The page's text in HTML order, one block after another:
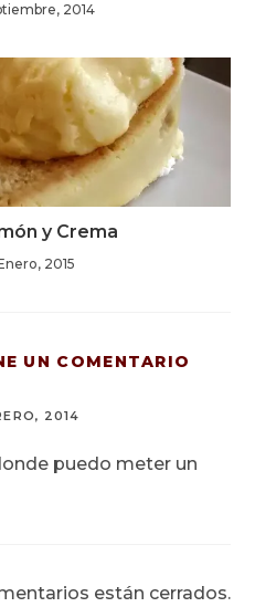
2014
y Crema
2015
UN COMENTARIO
2014
puedo meter un
están cerrados.